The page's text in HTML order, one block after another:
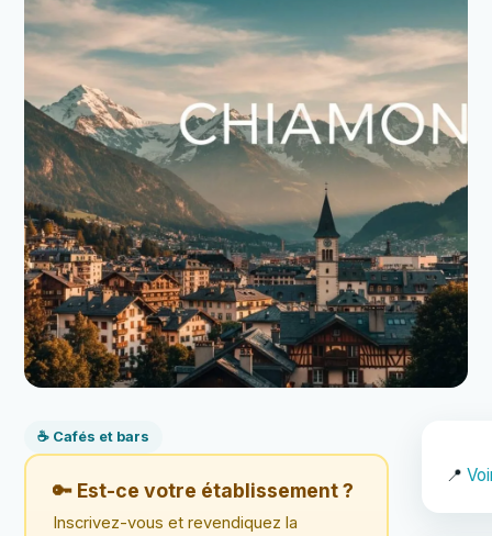
☕ Cafés et bars
🔑 Est-ce votre établissement ?
Inscrivez-vous et revendiquez la
📍